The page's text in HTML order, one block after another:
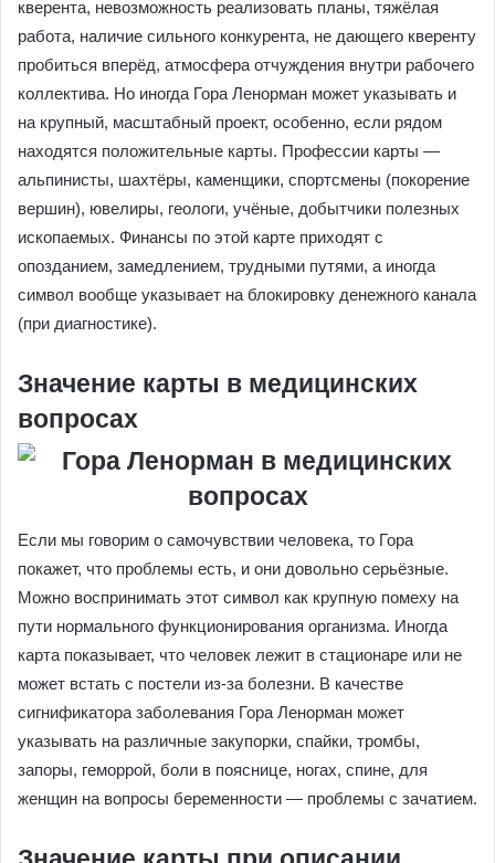
кверента, невозможность реализовать планы, тяжёлая
работа, наличие сильного конкурента, не дающего кверенту
пробиться вперёд, атмосфера отчуждения внутри рабочего
коллектива. Но иногда Гора Ленорман может указывать и
на крупный, масштабный проект, особенно, если рядом
находятся положительные карты. Профессии карты —
альпинисты, шахтёры, каменщики, спортсмены (покорение
вершин), ювелиры, геологи, учёные, добытчики полезных
ископаемых. Финансы по этой карте приходят с
опозданием, замедлением, трудными путями, а иногда
символ вообще указывает на блокировку денежного канала
(при диагностике).
Значение карты в медицинских
вопросах
Если мы говорим о самочувствии человека, то Гора
покажет, что проблемы есть, и они довольно серьёзные.
Можно воспринимать этот символ как крупную помеху на
пути нормального функционирования организма. Иногда
карта показывает, что человек лежит в стационаре или не
может встать с постели из-за болезни. В качестве
сигнификатора заболевания Гора Ленорман может
указывать на различные закупорки, спайки, тромбы,
запоры, геморрой, боли в пояснице, ногах, спине, для
женщин на вопросы беременности — проблемы с зачатием.